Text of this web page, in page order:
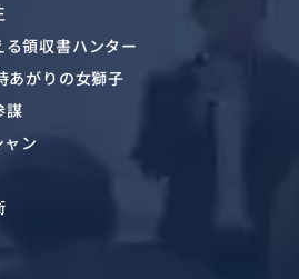
領収書ハンター
あがりの女獅子
謀
ン